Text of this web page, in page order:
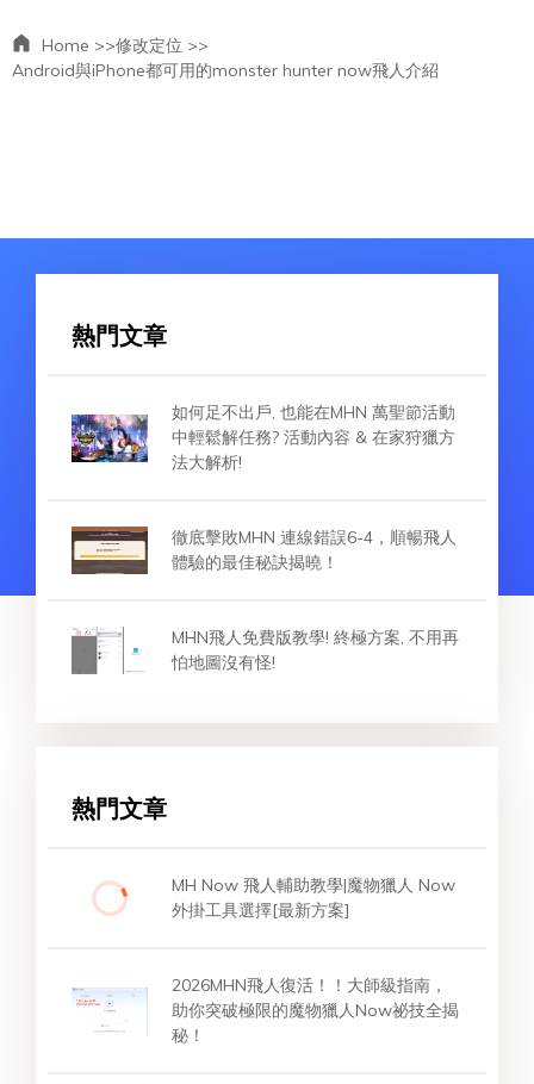
Home >>修改定位 >>
Android與iPhone都可用的monster hunter now飛人介紹
熱門文章
如何足不出戶, 也能在MHN 萬聖節活動
中輕鬆解任務? 活動內容 & 在家狩獵方
法大解析!
徹底擊敗MHN 連線錯誤6-4，順暢飛人
體驗的最佳秘訣揭曉！
MHN飛人免費版教學! 終極方案, 不用再
怕地圖沒有怪!
熱門文章
MH Now 飛人輔助教學|魔物獵人 Now
外掛工具選擇[最新方案]
2026MHN飛人復活！！大師級指南，
助你突破極限的魔物獵人Now祕技全揭
秘！